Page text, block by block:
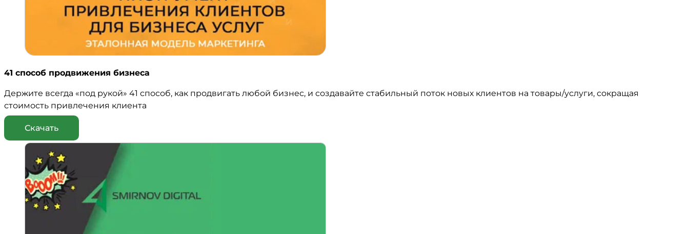
41 способ продвижения бизнеса
Держите всегда «под рукой» 41 способ, как продвигать любой бизнес, и создавайте стабильный поток новых клиентов на товары/услуги, сокращая
стоимость привлечения клиента
Скачать